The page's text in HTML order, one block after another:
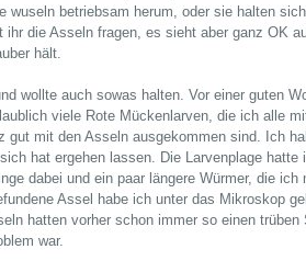
betriebsam herum, oder sie halten
die Asseln fragen, es sieht aber ganz OK
hält.
wollte auch sowas halten. Vor einer guten
viele Rote Mückenlarven, die ich alle
mit den Asseln ausgekommen sind. Ich
hat ergehen lassen. Die Larvenplage
dabei und ein paar längere Würmer, die
Assel habe ich unter das Mikroskop
hatten vorher schon immer so einen
war.